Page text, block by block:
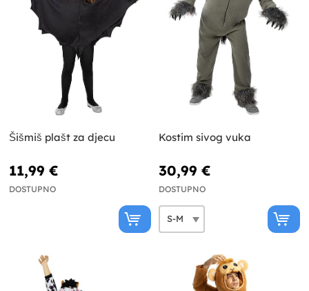
Šišmiš plašt za djecu
11,99 €
DOSTUPNO
Kostim sivog vuka
30,99 €
DOSTUPNO